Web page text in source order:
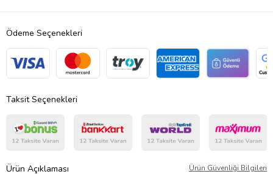
Ödeme Seçenekleri
Taksit Seçenekleri
Ürün Açıklaması Ürün Güvenliği Bilgileri